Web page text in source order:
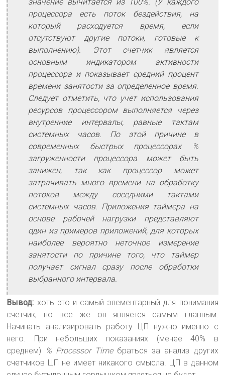
процессора есть поток бездействия, на
который расходуется время, если
отсутствуют другие потоки, готовые к
выполнению). Этот счетчик является
основным индикатором активности
процессора и показывает средний процент
времени занятости за определенное время.
Следует отметить, что учет использования
ресурсов процессором выполняется через
внутренние интервалы, равные тактам
системных часов. По этой причине в
современных быстрых процессорах %
загруженности процессора может быть
занижен, так как процессор может
затрачивать много времени на обработку
потоков между соседними тактами
системных часов. Приложения таймера на
основе рабочей нагрузки представляют
один из примеров приложений, для которых
наиболее вероятно неточное измерение
занятости по причине того, что таймер
получает сигнал сразу после обработки
выбранного интервала.
Вывод: хоть это и самый элементарный для понимания
счетчик, но все же он является самым главным.
Начинать анализировать работу ЦП нужно именно с
него. При небольших показаниях (менее 40% в
среднем)
% Processor Timeбраться за анализ других
счетчиков ЦП не имеет никакого смысла. ЦП в данном